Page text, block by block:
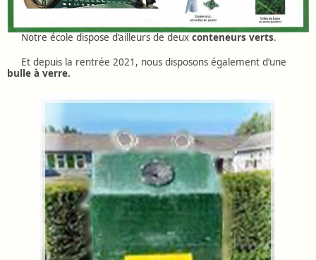
Notre école dispose d’ailleurs de deux conteneurs verts.
Et depuis la rentrée 2021, nous disposons également d’une
bulle à verre.